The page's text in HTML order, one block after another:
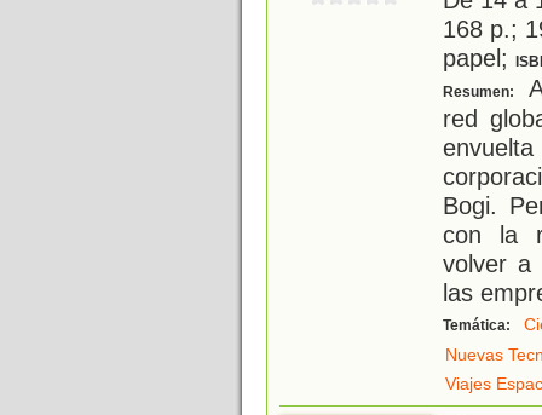
168 p.;
papel;
Resumen:
red
Bogi.
con la
volver a
las
Temática:
Nuevas
Viajes